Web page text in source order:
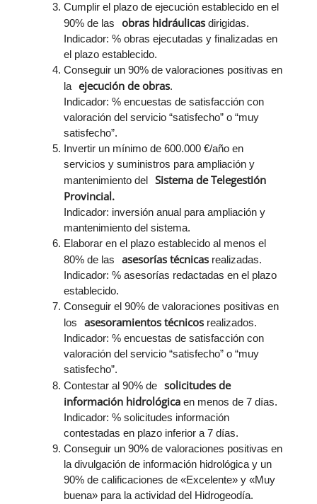
Cumplir el plazo de ejecución establecido en el
90% de las
obras hidráulicas dirigidas.
Indicador: % obras ejecutadas y finalizadas en
el plazo establecido.
Conseguir un 90% de valoraciones positivas en
la
ejecución de obras.
Indicador: % encuestas de satisfacción con
valoración del servicio “satisfecho” o “muy
satisfecho”.
Invertir un mínimo de 600.000 €/año en
servicios y suministros para ampliación y
mantenimiento del
Sistema de Telegestión
Provincial.
Indicador: inversión anual para ampliación y
mantenimiento del sistema.
Elaborar en el plazo establecido al menos el
80% de las
asesorías técnicas realizadas.
Indicador: % asesorías redactadas en el plazo
establecido.
Conseguir el 90% de valoraciones positivas en
los
asesoramientos técnicos realizados.
Indicador: % encuestas de satisfacción con
valoración del servicio “satisfecho” o “muy
satisfecho”.
Contestar al 90% de
solicitudes de
información hidrológica en menos de 7 días.
Indicador: % solicitudes información
contestadas en plazo inferior a 7 días.
Conseguir un 90% de valoraciones positivas en
la divulgación de información hidrológica y un
90% de calificaciones de «Excelente» y «Muy
buena» para la actividad del Hidrogeodía.